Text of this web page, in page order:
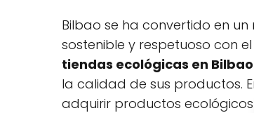
Bilbao se ha convertido en
sostenible y respetuoso con
tiendas ecológicas en Bilbao
la calidad de sus productos.
adquirir productos ecológicos